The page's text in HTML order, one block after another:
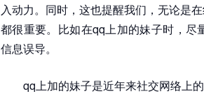
入动力。同时，这也提醒我们，无论是
都很重要。比如在qq上加的妹子时，
信息误导。
qq上加的妹子是近年来社交网络上